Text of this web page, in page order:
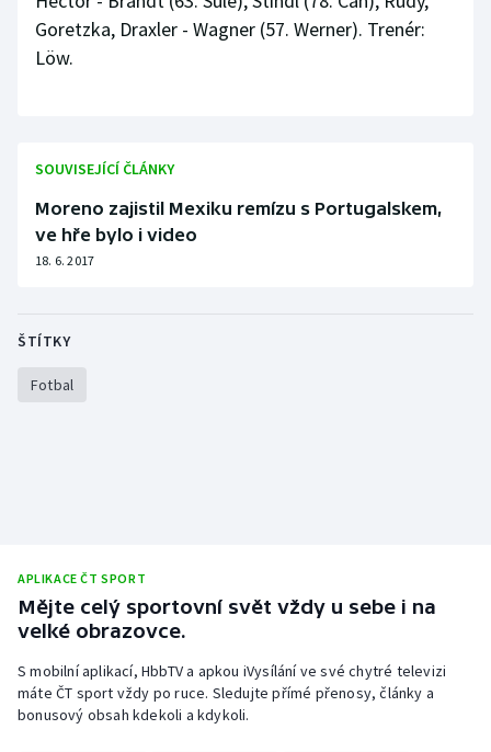
Goretzka, Draxler - Wagner (57. Werner). Trenér:
Löw.
SOUVISEJÍCÍ ČLÁNKY
Moreno zajistil Mexiku remízu s Portugalskem,
ve hře bylo i video
18. 6. 2017
ŠTÍTKY
Fotbal
APLIKACE ČT SPORT
Mějte celý sportovní svět vždy u sebe i na
velké obrazovce.
S mobilní aplikací, HbbTV a apkou iVysílání ve své chytré televizi
máte ČT sport vždy po ruce. Sledujte přímé přenosy, články a
bonusový obsah kdekoli a kdykoli.